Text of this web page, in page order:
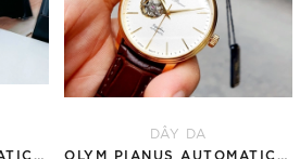
DÂY DA